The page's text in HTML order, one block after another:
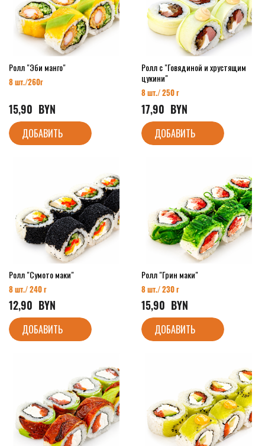
Ролл "Эби манго"
8 шт./260г
15,90
  BYN
ДОБАВИТЬ
Ролл с "Говядиной и хрустящим
цукини"
8 шт./ 250 г
17,90
  BYN
ДОБАВИТЬ
Ролл "Сумото маки"
8 шт./ 240 г
12,90
  BYN
ДОБАВИТЬ
Ролл "Грин маки"
8 шт./ 230 г
15,90
  BYN
ДОБАВИТЬ